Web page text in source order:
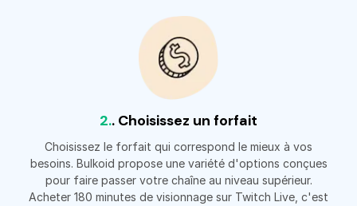
2.. Choisissez un forfait
Choisissez le forfait qui correspond le mieux à vos
besoins. Bulkoid propose une variété d'options conçues
pour faire passer votre chaîne au niveau supérieur.
Acheter 180 minutes de visionnage sur Twitch Live, c'est